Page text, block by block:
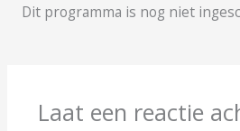
Dit programma is nog niet
Laat een reactie